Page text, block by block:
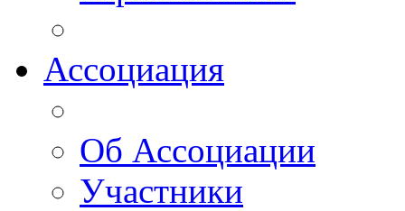
Ассоциация
Об Ассоциации
Участники